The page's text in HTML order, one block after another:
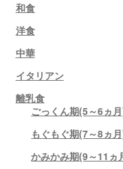
和食
洋食
中華
イタリアン
離乳食
ごっくん期(5～6ヵ
もぐもぐ期(7～8ヵ
かみかみ期(9～11ヵ